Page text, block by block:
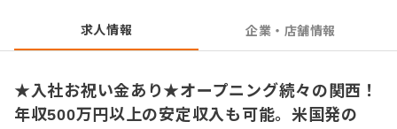
し） ※固定残業代30時間分（55,230円～）を含む。超過分
求人情報 企業・店舗情報
★入社お祝い金あり★オープニング続々の関西！
年収500万円以上の安定収入も可能。米国発の